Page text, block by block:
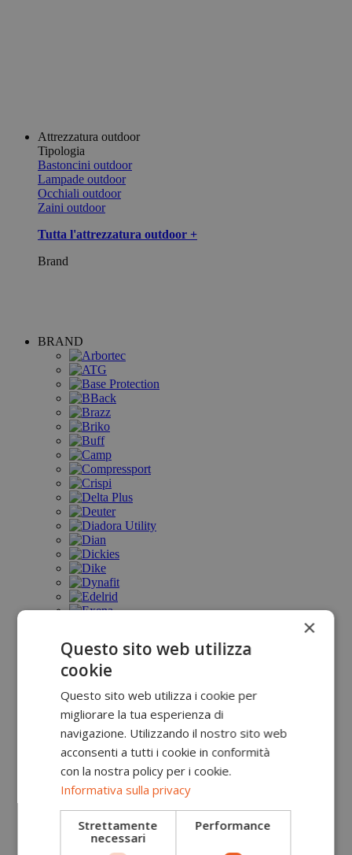
Attrezzatura outdoor
Tipologia
Bastoncini outdoor
Lampade outdoor
Occhiali outdoor
Zaini outdoor
Tutta l'attrezzatura outdoor +
Brand
BRAND
×
Questo sito web utilizza
cookie
Questo sito web utilizza i cookie per
migliorare la tua esperienza di
navigazione. Utilizzando il nostro sito web
acconsenti a tutti i cookie in conformità
con la nostra policy per i cookie.
Informativa sulla privacy
Strettamente
necessari
Performance